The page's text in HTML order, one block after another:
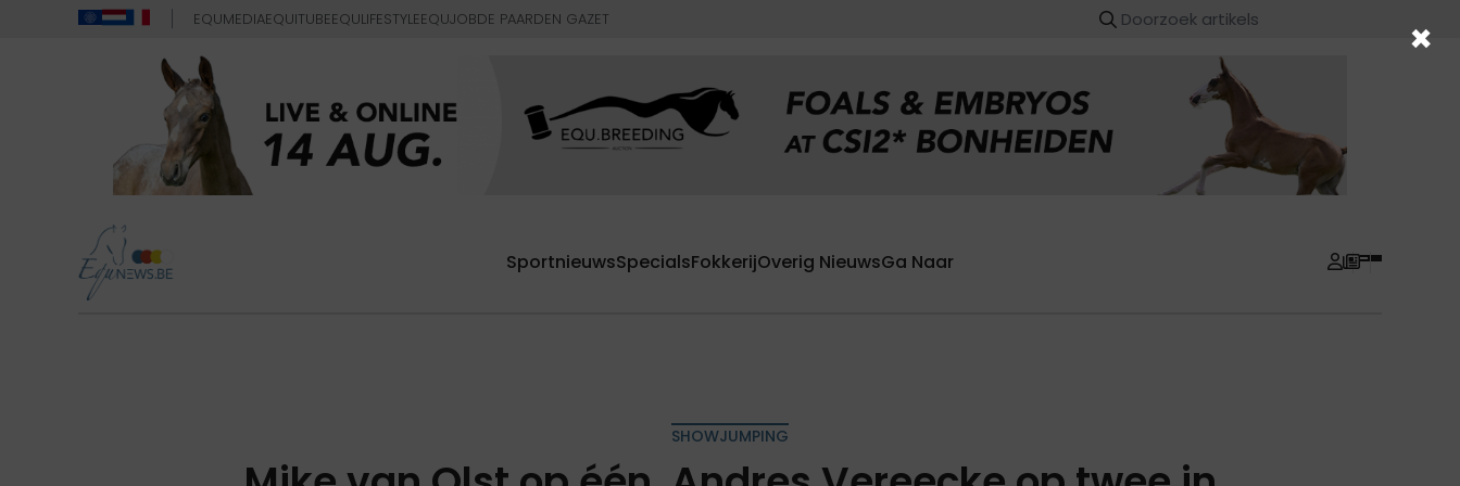
EQUMEDIAEQUITUBEEQULIFESTYLEEQUJOBDE PAARDEN GAZET
SportnieuwsSpecialsFokkerijOverig NieuwsGa Naar
SHOWJUMPING
×